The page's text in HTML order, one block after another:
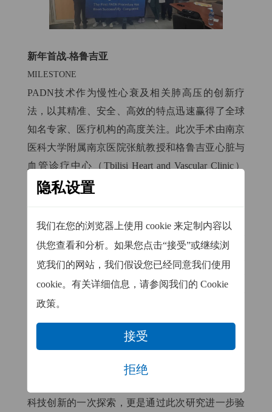
新年首战-格鲁吉亚
MILESTONE
PADN技术作为慢性心衰及相关肺高压的创新疗
法，以其精准、安全、高效的特点迅速赢得了全球
知名专家、医疗机构的高度关注。此次手术由南京
医科大学附属南京医院张航教授和格鲁吉亚心脏与
血管诊疗中心（Tbilisi Heart and Vascular Clinic）
Prof. George Khabeishvili教授共同完成了两例PADN
作为帕母医疗全球战略的重要一环，格鲁吉亚心脏
验，已成为东欧地区的医学中心。医院拥有完善的
医疗设备、丰富的临床经验和高素质的医疗团队。
多年来，其在心血管疾病的治疗方面积累了丰富的
经验，特别是在肺高压等复杂疾病的诊断和治疗方
科技创新的一次探索，更是通过此次研究进一步验
隐私设置
我们在您的浏览器上使用 cookie 来定制内容以
供您查看和分析。如果您点击“接受”或继续浏
览我们的网站，我们假设您已经同意我们使用
cookie。有关详细信息，请参阅我们的 Cookie
政策。
接受
拒绝